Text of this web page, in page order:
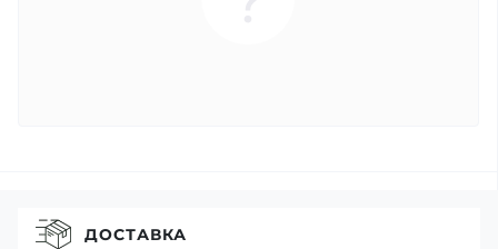
ДОСТАВКА